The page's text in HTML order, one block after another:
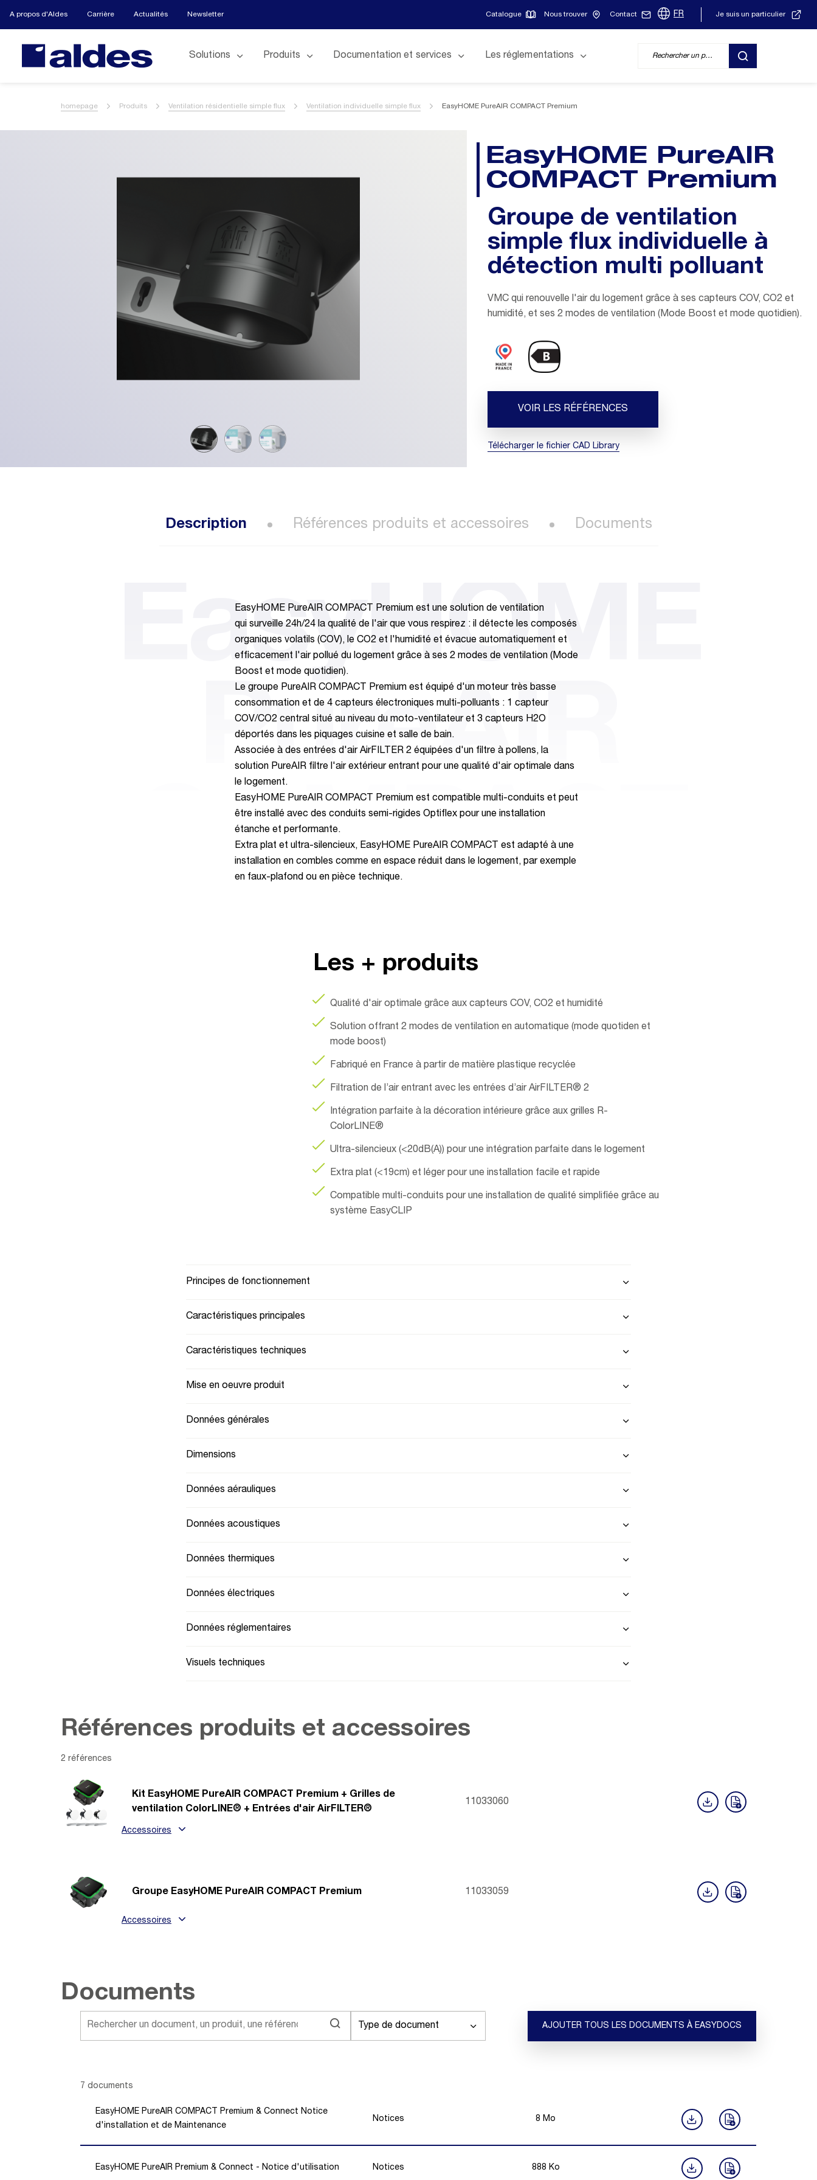
A propos d'Aldes Carrière Actualités Newsletter Catalogue Nous trouver Contact FR Je suis un particulier
Solutions Produits Documentation et services Les réglementations
RECHERCHER
homepage Produits Ventilation résidentielle simple flux Ventilation individuelle simple flux EasyHOME PureAIR COMPACT Premium
EasyHOME PureAIR
COMPACT Premium
Groupe de ventilation
simple flux individuelle à
détection multi polluant
VMC qui renouvelle l'air du logement grâce à ses capteurs COV, CO2 et
humidité, et ses 2 modes de ventilation (Mode Boost et mode quotidien).
VOIR LES RÉFÉRENCES
Télécharger le fichier CAD Library
Description Références produits et accessoires Documents
EasyHOME
PureAIR
COMPACT
Premium
EasyHOME PureAIR COMPACT Premium est une solution de ventilation
qui surveille 24h/24 la qualité de l'air que vous respirez : il détecte les composés
organiques volatils (COV), le CO2 et l'humidité et évacue automatiquement et
efficacement l'air pollué du logement grâce à ses 2 modes de ventilation (Mode
Boost et mode quotidien).
Le groupe PureAIR COMPACT Premium est équipé d'un moteur très basse
consommation et de 4 capteurs électroniques multi-polluants : 1 capteur
COV/CO2 central situé au niveau du moto-ventilateur et 3 capteurs H2O
déportés dans les piquages cuisine et salle de bain.
Associée à des entrées d'air AirFILTER 2 équipées d'un filtre à pollens, la
solution PureAIR filtre l'air extérieur entrant pour une qualité d'air optimale dans
le logement.
EasyHOME PureAIR COMPACT Premium est compatible multi-conduits et peut
être installé avec des conduits semi-rigides Optiflex pour une installation
étanche et performante.
Extra plat et ultra-silencieux, EasyHOME PureAIR COMPACT est adapté à une
installation en combles comme en espace réduit dans le logement, par exemple
en faux-plafond ou en pièce technique.
Les + produits
Qualité d'air optimale grâce aux capteurs COV, CO2 et humidité
Solution offrant 2 modes de ventilation en automatique (mode quotiden et
mode boost)
Fabriqué en France à partir de matière plastique recyclée
Filtration de l’air entrant avec les entrées d’air AirFILTER® 2
Intégration parfaite à la décoration intérieure grâce aux grilles R-
ColorLINE®
Ultra-silencieux (<20dB(A)) pour une intégration parfaite dans le logement
Extra plat (<19cm) et léger pour une installation facile et rapide
Compatible multi-conduits pour une installation de qualité simplifiée grâce au
système EasyCLIP
Principes de fonctionnement
Caractéristiques principales
Caractéristiques techniques
Mise en oeuvre produit
Données générales
Dimensions
Données aérauliques
Données acoustiques
Données thermiques
Données électriques
Données réglementaires
Visuels techniques
Références produits et accessoires
2 références
Kit EasyHOME PureAIR COMPACT Premium + Grilles de
ventilation ColorLINE® + Entrées d'air AirFILTER®
11033060
Accessoires
Groupe EasyHOME PureAIR COMPACT Premium 11033059
Accessoires
Documents
Type de document AJOUTER TOUS LES DOCUMENTS À EASYDOCS
Showing 1 -7
7 documents
EasyHOME PureAIR COMPACT Premium & Connect Notice
d'installation et de Maintenance
Notices 8 Mo
EasyHOME PureAIR Premium & Connect - Notice d'utilisation Notices 888 Ko